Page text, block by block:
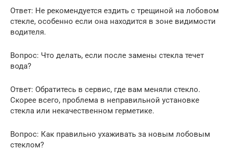
Ответ: Не рекомендуется ездить с трещиной на лобовом
стекле, особенно если она находится в зоне видимости
водителя.
Вопрос: Что делать, если после замены стекла течет
вода?
Ответ: Обратитесь в сервис, где вам меняли стекло.
Скорее всего, проблема в неправильной установке
стекла или некачественном герметике.
Вопрос: Как правильно ухаживать за новым лобовым
стеклом?